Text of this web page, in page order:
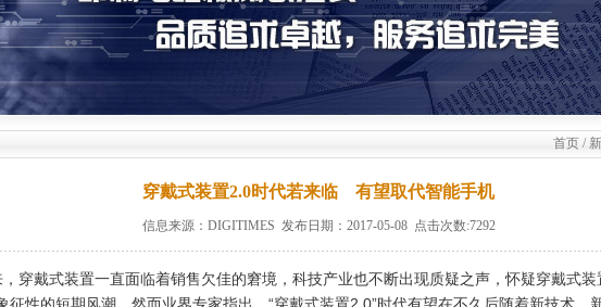
首页 /
穿戴式装置2.0时代若来临 有望取代智能手机
信息来源：DIGITIMES 发布日期：2017-05-08 点击次数:7292
穿戴式装置一直面临着销售欠佳的窘境，科技产业也不断出现质疑之声，怀疑穿戴式装